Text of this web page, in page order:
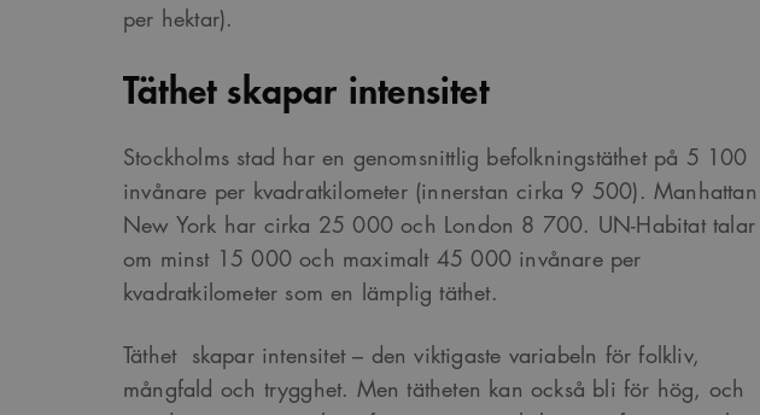
per hektar).
Täthet skapar intensitet
Stockholms stad har en genomsnittlig befolkningstäthet på 5 100
invånare per kvadratkilometer (innerstan cirka 9 500).
New York har cirka 25 000 och London 8 700. UN-Habitat talar
om minst 15 000 och maximalt 45 000 invånare per
kvadratkilometer som en lämplig täthet.
Täthet skapar intensitet – den viktigaste variabeln för folkliv,
mångfald och trygghet. Men tätheten kan också bli för hög, och